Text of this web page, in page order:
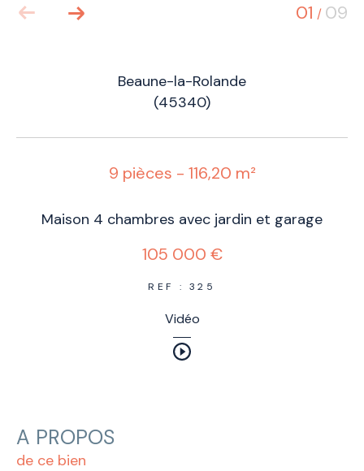
01 / 09
Beaune-la-Rolande
(45340)
9 pièces - 116,20 m²
Maison 4 chambres avec jardin et garage
105 000 €
REF : 325
Vidéo
A PROPOS
de ce bien